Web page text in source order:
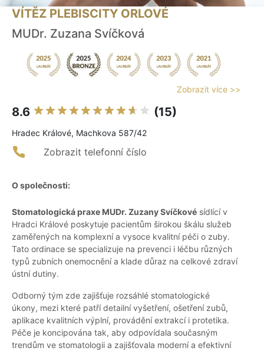
VÍTĚZ PLEBISCITY ORLOVÉ
MUDr. Zuzana Svíčková
Zobrazit více >>
8.6 (15)
Hradec Králové, Machkova 587/42
Zobrazit telefonní číslo
O společnosti:
Stomatologická praxe MUDr. Zuzany Svíčkové sídlící v
Hradci Králové poskytuje pacientům širokou škálu služeb
zaměřených na komplexní a vysoce kvalitní péči o zuby.
Tato ordinace se specializuje na prevenci i léčbu různých
typů zubních onemocnění a klade důraz na celkové zdraví
ústní dutiny.
Odborný tým zde zajišťuje rozsáhlé stomatologické
úkony, mezi které patří detailní vyšetření, ošetření zubů,
aplikace kvalitních výplní, provádění extrakcí i protetika.
Péče je koncipována tak, aby odpovídala současným
trendům ve stomatologii a zajišťovala moderní a efektivní